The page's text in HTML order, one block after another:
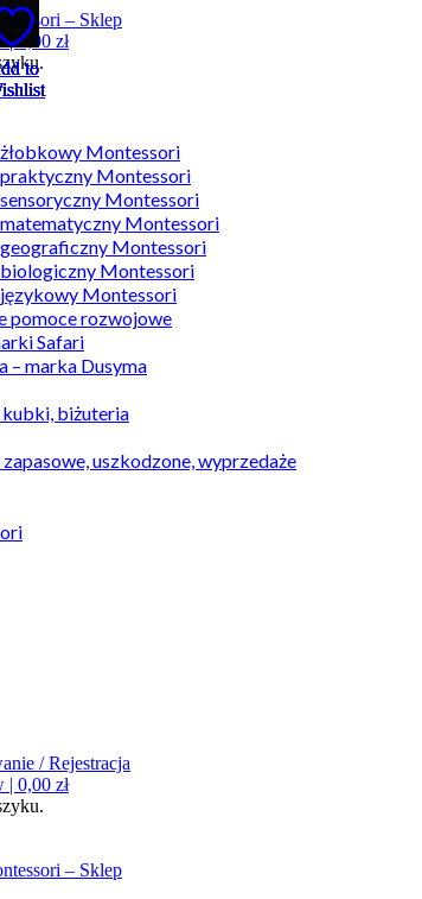
|0,00 zł
Montessori
Montessori
Montessori
Montessori
Montessori
Montessori
Montessori
pomoce rozwojowe
Safari
– marka Dusyma
biżuteria
uszkodzone, wyprzedaże
/ Rejestracja
| 0,00 zł
to
to
to
to
to